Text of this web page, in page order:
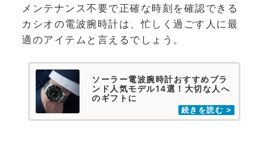
メンテナンス不要で正確な時刻を確認できる
カシオの電波腕時計は、忙しく過ごす人に最
適のアイテムと言えるでしょう。
ソーラー電波腕時計おすすめブラ
ンド人気モデル14選！大切な人へ
のギフトに